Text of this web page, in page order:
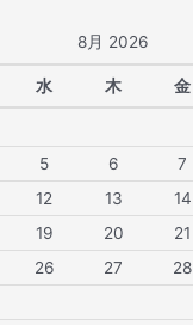
8月 2026
水 木 金
5 6 7
12 13 14
19 20 21
26 27 28